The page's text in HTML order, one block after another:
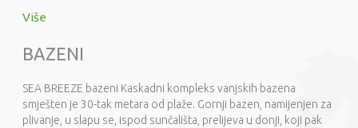
Više
BAZENI
SEA BREEZE bazeni Kaskadni kompleks vanjskih bazena
smješten je 30-tak metara od plaže. Gornji bazen, namijenjen za
plivanje, u slapu se, ispod sunčališta, prelijeva u donji, koji pak